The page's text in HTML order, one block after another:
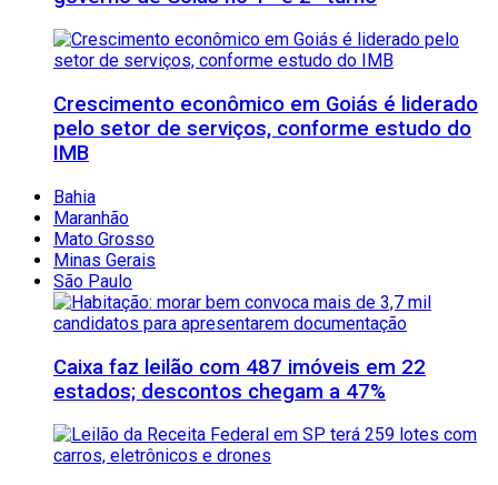
Crescimento econômico em Goiás é liderado
pelo setor de serviços, conforme estudo do
IMB
Bahia
Maranhão
Mato Grosso
Minas Gerais
São Paulo
Caixa faz leilão com 487 imóveis em 22
estados; descontos chegam a 47%